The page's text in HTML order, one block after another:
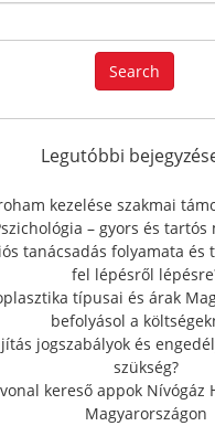
e
r
f
r
:
Search
Legutóbbi
kezelése szakmai
– gyors és tartós
tanácsadás folyamata és
fel lépésről
típusai és árak
befolyásol a
jogszabályok és
szükség?
kereső appok Nívógáz
Magyarországon